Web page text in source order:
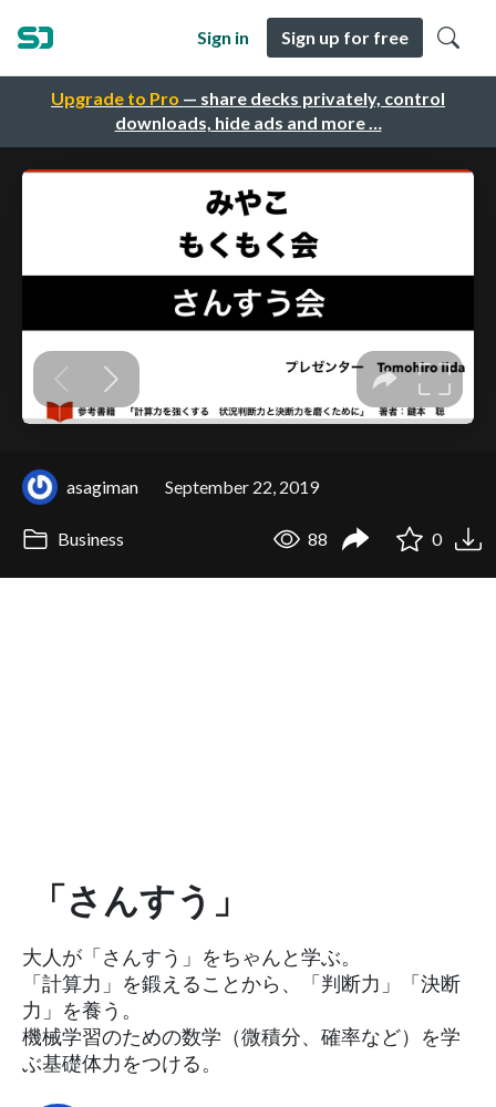
Upgrade to Pro — share decks privately, control
downloads, hide ads and more …
Sign in Sign up for free
asagiman September 22, 2019
Business 88 0
「さんすう」
大人が「さんすう」をちゃんと学ぶ。
「計算力」を鍛えることから、「判断力」「決断
力」を養う。
機械学習のための数学（微積分、確率など）を学
ぶ基礎体力をつける。